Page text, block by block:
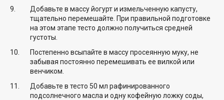
Добавьте в массу йогурт и измельченную капусту,
тщательно перемешайте. При правильной подготовке
на этом этапе тесто должно получиться средней
густоты.
Постепенно всыпайте в массу просеянную муку, не
забывая постоянно перемешивать ее вилкой или
венчиком.
Добавьте в тесто 50 мл рафинированного
подсолнечного масла и одну кофейную ложку соды,